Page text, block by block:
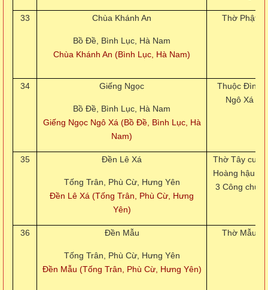
33 Chùa Khánh An
Bồ Đề, Bình Lục, Hà Nam
Chùa Khánh An (Bình Lục, Hà Nam)
Thờ Phật
34 Giếng Ngọc
Bồ Đề, Bình Lục, Hà Nam
Giếng Ngọc Ngô Xá (Bồ Đề, Bình Lục, Hà
Nam)
Thuộc Đình
Ngô Xá
35 Đền Lê Xá
Tống Trân, Phù Cừ, Hưng Yên
Đền Lê Xá (Tống Trân, Phù Cừ, Hưng
Yên)
Thờ Tây cung
Hoàng hậu và
3 Công chúa
36 Đền Mẫu
Tống Trân, Phù Cừ, Hưng Yên
Đền Mẫu (Tống Trân, Phù Cừ, Hưng Yên)
Thờ Mẫu